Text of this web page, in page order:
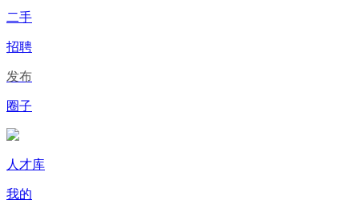
二手
招聘
发布
圈子
人才库
我的